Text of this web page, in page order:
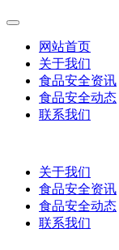
网站首页
关于我们
食品安全资讯
食品安全动态
联系我们
关于我们
食品安全资讯
食品安全动态
联系我们